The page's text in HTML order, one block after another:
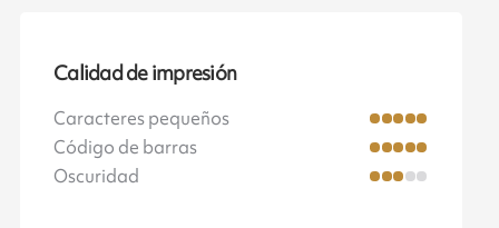
Calidad de impresión
Caracteres pequeños
Código de barras
Oscuridad